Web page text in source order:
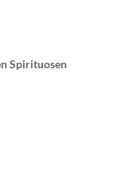
Spirituosen